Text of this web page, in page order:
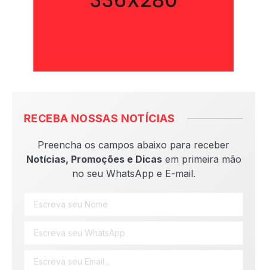
RECEBA NOSSAS NOTÍCIAS
Preencha os campos abaixo para receber
Notícias, Promoções e Dicasem primeira mão
no seu WhatsApp e E-mail.